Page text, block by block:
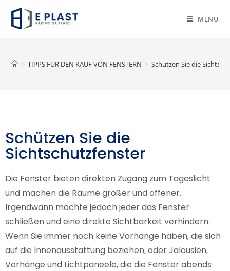
MENU
> TIPPS FÜR DEN KAUF VON FENSTERN > Schützen Sie die
Schützen Sie die
Sichtschutzfenster
Die Fenster bieten direkten Zugang zum Tageslicht
und machen die Räume größer und offener.
Irgendwann möchte jedoch jeder das Fenster
schließen und eine direkte Sichtbarkeit verhindern.
Wenn Sie immer noch keine Vorhänge haben, die sich
auf die Innenausstattung beziehen, oder Jalousien,
Vorhänge und Lichtpaneele, die die Fenster abends